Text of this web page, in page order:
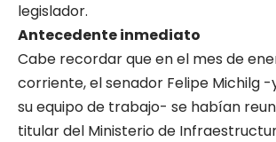
legislador.
Antecedente inmediato
Cabe recordar que en el mes de
corriente, el senador Felipe Michilg
su equipo de trabajo- se habían
titular del Ministerio de